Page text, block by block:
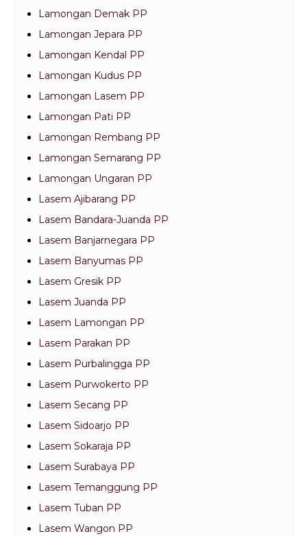
Lamongan Demak PP
Lamongan Jepara PP
Lamongan Kendal PP
Lamongan Kudus PP
Lamongan Lasem PP
Lamongan Pati PP
Lamongan Rembang PP
Lamongan Semarang PP
Lamongan Ungaran PP
Lasem Ajibarang PP
Lasem Bandara-Juanda PP
Lasem Banjarnegara PP
Lasem Banyumas PP
Lasem Gresik PP
Lasem Juanda PP
Lasem Lamongan PP
Lasem Parakan PP
Lasem Purbalingga PP
Lasem Purwokerto PP
Lasem Secang PP
Lasem Sidoarjo PP
Lasem Sokaraja PP
Lasem Surabaya PP
Lasem Temanggung PP
Lasem Tuban PP
Lasem Wangon PP